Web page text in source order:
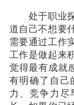
处于职业探
道自己不想要
需要通过工作
工作是做起来
觉得最有成就
有明确了自己
力、竞争力尽